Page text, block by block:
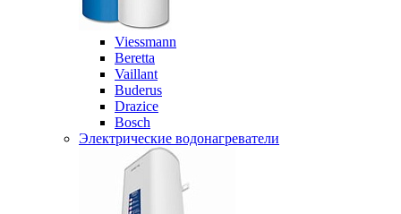
Viessmann
Beretta
Vaillant
Buderus
Drazice
Bosch
Электрические водонагреватели